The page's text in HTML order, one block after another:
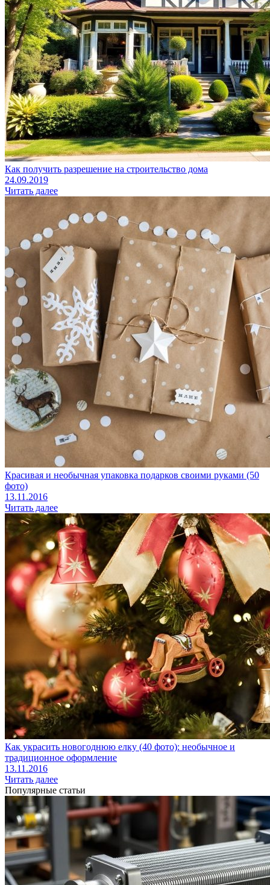
Как получить разрешение на строительство дома
24.09.2019
Читать далее
Красивая и необычная упаковка подарков своими руками (50
фото)
13.11.2016
Читать далее
Как украсить новогоднюю елку (40 фото): необычное и
традиционное оформление
13.11.2016
Читать далее
Популярные статьи